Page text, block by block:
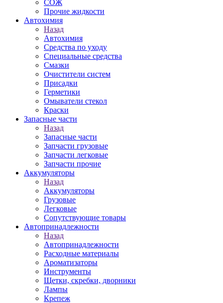
СОЖ
Прочие жидкости
Автохимия
Назад
Автохимия
Средства по уходу
Специальные средства
Смазки
Очистители систем
Присадки
Герметики
Омыватели стекол
Краски
Запасные части
Назад
Запасные части
Запчасти грузовые
Запчасти легковые
Запчасти прочие
Аккумуляторы
Назад
Аккумуляторы
Грузовые
Легковые
Сопутствующие товары
Автопринадлежности
Назад
Автопринадлежности
Расходные материалы
Ароматизаторы
Инструменты
Щетки, скребки, дворники
Лампы
Крепеж